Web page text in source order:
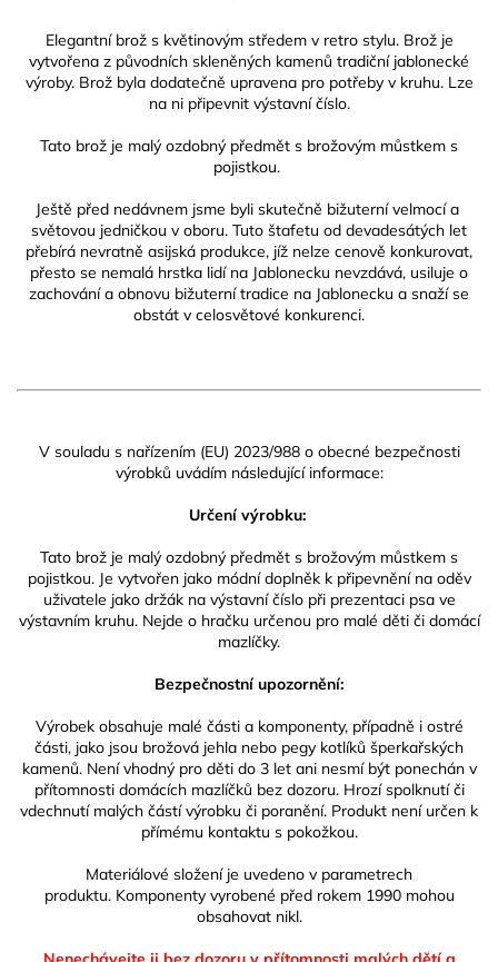
Elegantní brož s květinovým středem v retro stylu. Brož je
vytvořena z původních skleněných kamenů tradiční jablonecké
výroby. Brož byla dodatečně upravena pro potřeby v kruhu. Lze
na ni připevnit výstavní číslo.
Tato brož je malý ozdobný předmět s brožovým můstkem s
pojistkou.
Ještě před nedávnem jsme byli skutečně bižuterní velmocí a
světovou jedničkou v oboru. Tuto štafetu od devadesátých let
přebírá nevratně asijská produkce, jíž nelze cenově konkurovat,
přesto se nemalá hrstka lidí na Jablonecku nevzdává, usiluje o
zachování a obnovu bižuterní tradice na Jablonecku a snaží se
obstát v celosvětové konkurenci.
V souladu s nařízením (EU) 2023/988 o obecné bezpečnosti
výrobků uvádím následující informace:
Určení výrobku:
Tato brož je malý ozdobný předmět s brožovým můstkem s
pojistkou. Je vytvořen jako módní doplněk k připevnění na oděv
uživatele jako držák na výstavní číslo při prezentaci psa ve
výstavním kruhu. Nejde o hračku určenou pro malé děti či domácí
mazlíčky.
Bezpečnostní upozornění:
Výrobek obsahuje malé části a komponenty, případně i ostré
části, jako jsou brožová jehla nebo pegy kotlíků šperkařských
kamenů. Není vhodný pro děti do 3 let ani nesmí být ponechán v
přítomnosti domácích mazlíčků bez dozoru. Hrozí spolknutí či
vdechnutí malých částí výrobku či poranění. Produkt není určen k
přímému kontaktu s pokožkou.
Materiálové složení je uvedeno v parametrech
produktu. Komponenty vyrobené před rokem 1990 mohou
obsahovat nikl.